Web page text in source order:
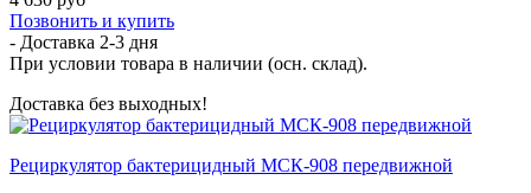
Позвонить и купить
- Доставка 2-3 дня
При условии товара в наличии (осн. склад).
Доставка без выходных!
Рециркулятор бактерицидный МСК-908 передвижной